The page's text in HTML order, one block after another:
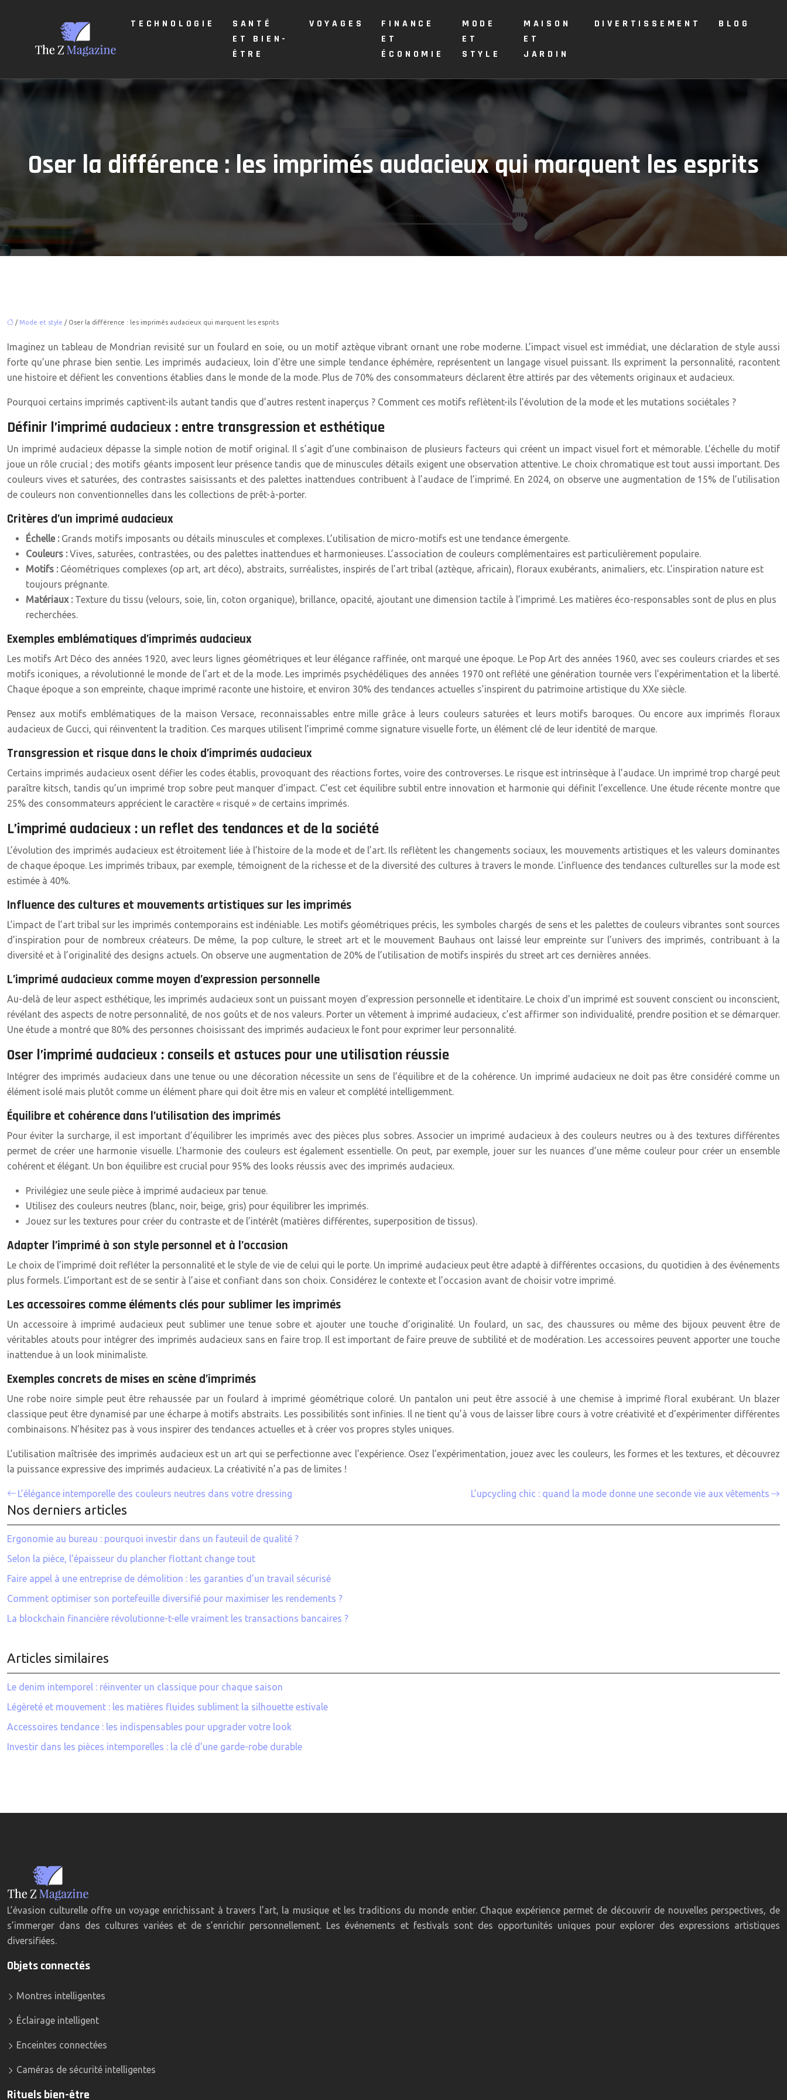
TECHNOLOGIE
SANTÉ
ET BIEN-
ÊTRE
VOYAGES
FINANCE
ET
ÉCONOMIE
MODE
ET
STYLE
MAISON
ET
JARDIN
DIVERTISSEMENT BLOG
Oser la différence : les imprimés audacieux qui marquent les esprits
/ Mode et style / Oser la différence : les imprimés audacieux qui marquent les esprits
Imaginez un tableau de Mondrian revisité sur un foulard en soie, ou un motif aztèque vibrant ornant une robe moderne. L’impact visuel est immédiat, une déclaration de style aussi
forte qu’une phrase bien sentie. Les imprimés audacieux, loin d’être une simple tendance éphémère, représentent un langage visuel puissant. Ils expriment la personnalité, racontent
une histoire et défient les conventions établies dans le monde de la mode. Plus de 70% des consommateurs déclarent être attirés par des vêtements originaux et audacieux.
Pourquoi certains imprimés captivent-ils autant tandis que d’autres restent inaperçus ? Comment ces motifs reflètent-ils l’évolution de la mode et les mutations sociétales ?
Définir l’imprimé audacieux : entre transgression et esthétique
Un imprimé audacieux dépasse la simple notion de motif original. Il s’agit d’une combinaison de plusieurs facteurs qui créent un impact visuel fort et mémorable. L’échelle du motif
joue un rôle crucial ; des motifs géants imposent leur présence tandis que de minuscules détails exigent une observation attentive. Le choix chromatique est tout aussi important. Des
couleurs vives et saturées, des contrastes saisissants et des palettes inattendues contribuent à l’audace de l’imprimé. En 2024, on observe une augmentation de 15% de l’utilisation
de couleurs non conventionnelles dans les collections de prêt-à-porter.
Critères d’un imprimé audacieux
Échelle : Grands motifs imposants ou détails minuscules et complexes. L’utilisation de micro-motifs est une tendance émergente.
Couleurs :Vives, saturées, contrastées, ou des palettes inattendues et harmonieuses. L’association de couleurs complémentaires est particulièrement populaire.
Motifs : Géométriques complexes (op art, art déco), abstraits, surréalistes, inspirés de l’art tribal (aztèque, africain), floraux exubérants, animaliers, etc. L’inspiration nature est
toujours prégnante.
Matériaux : Texture du tissu (velours, soie, lin, coton organique), brillance, opacité, ajoutant une dimension tactile à l’imprimé. Les matières éco-responsables sont de plus en plus
recherchées.
Exemples emblématiques d’imprimés audacieux
Les motifs Art Déco des années 1920, avec leurs lignes géométriques et leur élégance raffinée, ont marqué une époque. Le Pop Art des années 1960, avec ses couleurs criardes et ses
motifs iconiques, a révolutionné le monde de l’art et de la mode. Les imprimés psychédéliques des années 1970 ont reflété une génération tournée vers l’expérimentation et la liberté.
Chaque époque a son empreinte, chaque imprimé raconte une histoire, et environ 30% des tendances actuelles s’inspirent du patrimoine artistique du XXe siècle.
Pensez aux motifs emblématiques de la maison Versace, reconnaissables entre mille grâce à leurs couleurs saturées et leurs motifs baroques. Ou encore aux imprimés floraux
audacieux de Gucci, qui réinventent la tradition. Ces marques utilisent l’imprimé comme signature visuelle forte, un élément clé de leur identité de marque.
Transgression et risque dans le choix d’imprimés audacieux
Certains imprimés audacieux osent défier les codes établis, provoquant des réactions fortes, voire des controverses. Le risque est intrinsèque à l’audace. Un imprimé trop chargé peut
paraître kitsch, tandis qu’un imprimé trop sobre peut manquer d’impact. C’est cet équilibre subtil entre innovation et harmonie qui définit l’excellence. Une étude récente montre que
25% des consommateurs apprécient le caractère « risqué » de certains imprimés.
L’imprimé audacieux : un reflet des tendances et de la société
L’évolution des imprimés audacieux est étroitement liée à l’histoire de la mode et de l’art. Ils reflètent les changements sociaux, les mouvements artistiques et les valeurs dominantes
de chaque époque. Les imprimés tribaux, par exemple, témoignent de la richesse et de la diversité des cultures à travers le monde. L’influence des tendances culturelles sur la mode est
estimée à 40%.
Influence des cultures et mouvements artistiques sur les imprimés
L’impact de l’art tribal sur les imprimés contemporains est indéniable. Les motifs géométriques précis, les symboles chargés de sens et les palettes de couleurs vibrantes sont sources
d’inspiration pour de nombreux créateurs. De même, la pop culture, le street art et le mouvement Bauhaus ont laissé leur empreinte sur l’univers des imprimés, contribuant à la
diversité et à l’originalité des designs actuels. On observe une augmentation de 20% de l’utilisation de motifs inspirés du street art ces dernières années.
L’imprimé audacieux comme moyen d’expression personnelle
Au-delà de leur aspect esthétique, les imprimés audacieux sont un puissant moyen d’expression personnelle et identitaire. Le choix d’un imprimé est souvent conscient ou inconscient,
révélant des aspects de notre personnalité, de nos goûts et de nos valeurs. Porter un vêtement à imprimé audacieux, c’est affirmer son individualité, prendre position et se démarquer.
Une étude a montré que 80% des personnes choisissant des imprimés audacieux le font pour exprimer leur personnalité.
Oser l’imprimé audacieux : conseils et astuces pour une utilisation réussie
Intégrer des imprimés audacieux dans une tenue ou une décoration nécessite un sens de l’équilibre et de la cohérence. Un imprimé audacieux ne doit pas être considéré comme un
élément isolé mais plutôt comme un élément phare qui doit être mis en valeur et complété intelligemment.
Équilibre et cohérence dans l’utilisation des imprimés
Pour éviter la surcharge, il est important d’équilibrer les imprimés avec des pièces plus sobres. Associer un imprimé audacieux à des couleurs neutres ou à des textures différentes
permet de créer une harmonie visuelle. L’harmonie des couleurs est également essentielle. On peut, par exemple, jouer sur les nuances d’une même couleur pour créer un ensemble
cohérent et élégant. Un bon équilibre est crucial pour 95% des looks réussis avec des imprimés audacieux.
Privilégiez une seule pièce à imprimé audacieux par tenue.
Utilisez des couleurs neutres (blanc, noir, beige, gris) pour équilibrer les imprimés.
Jouez sur les textures pour créer du contraste et de l’intérêt (matières différentes, superposition de tissus).
Adapter l’imprimé à son style personnel et à l’occasion
Le choix de l’imprimé doit refléter la personnalité et le style de vie de celui qui le porte. Un imprimé audacieux peut être adapté à différentes occasions, du quotidien à des événements
plus formels. L’important est de se sentir à l’aise et confiant dans son choix. Considérez le contexte et l’occasion avant de choisir votre imprimé.
Les accessoires comme éléments clés pour sublimer les imprimés
Un accessoire à imprimé audacieux peut sublimer une tenue sobre et ajouter une touche d’originalité. Un foulard, un sac, des chaussures ou même des bijoux peuvent être de
véritables atouts pour intégrer des imprimés audacieux sans en faire trop. Il est important de faire preuve de subtilité et de modération. Les accessoires peuvent apporter une touche
inattendue à un look minimaliste.
Exemples concrets de mises en scène d’imprimés
Une robe noire simple peut être rehaussée par un foulard à imprimé géométrique coloré. Un pantalon uni peut être associé à une chemise à imprimé floral exubérant. Un blazer
classique peut être dynamisé par une écharpe à motifs abstraits. Les possibilités sont infinies. Il ne tient qu’à vous de laisser libre cours à votre créativité et d’expérimenter différentes
combinaisons. N’hésitez pas à vous inspirer des tendances actuelles et à créer vos propres styles uniques.
L’utilisation maîtrisée des imprimés audacieux est un art qui se perfectionne avec l’expérience. Osez l’expérimentation, jouez avec les couleurs, les formes et les textures, et découvrez
la puissance expressive des imprimés audacieux. La créativité n’a pas de limites !
L’élégance intemporelle des couleurs neutres dans votre dressing L’upcycling chic : quand la mode donne une seconde vie aux vêtements
Nos derniers articles
Ergonomie au bureau : pourquoi investir dans un fauteuil de qualité ?
Selon la pièce, l’épaisseur du plancher flottant change tout
Faire appel à une entreprise de démolition : les garanties d’un travail sécurisé
Comment optimiser son portefeuille diversifié pour maximiser les rendements ?
La blockchain financière révolutionne-t-elle vraiment les transactions bancaires ?
Articles similaires
Le denim intemporel : réinventer un classique pour chaque saison
Légèreté et mouvement : les matières fluides subliment la silhouette estivale
Accessoires tendance : les indispensables pour upgrader votre look
Investir dans les pièces intemporelles : la clé d’une garde-robe durable
L’évasion culturelle offre un voyage enrichissant à travers l’art, la musique et les traditions du monde entier. Chaque expérience permet de découvrir de nouvelles perspectives, de
s’immerger dans des cultures variées et de s’enrichir personnellement. Les événements et festivals sont des opportunités uniques pour explorer des expressions artistiques
diversifiées.
Objets connectés
Montres intelligentes
Éclairage intelligent
Enceintes connectées
Caméras de sécurité intelligentes
Rituels bien-être